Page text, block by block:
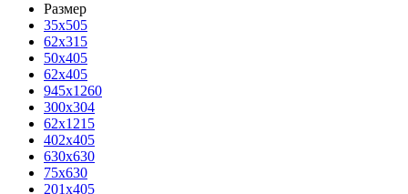
Размер
35х505
62x315
50x405
62х405
945x1260
300x304
62x1215
402x405
630x630
75x630
201x405